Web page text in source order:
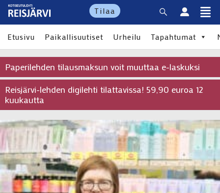
Tilaa
Etusivu Paikallisuutiset Urheilu Tapahtumat
Paperilehden tilausmaksun voit muuttaa e-laskuksi
Reisjärvi-lehden digilehti tilattavissa! 59,90 euroa 12
kuukautta